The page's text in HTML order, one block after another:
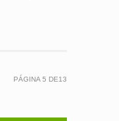
PÁGINA 5 DE13